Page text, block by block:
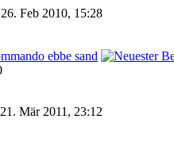
Feb 2010, 15:28
ebbe sand
Mär 2011, 23:12